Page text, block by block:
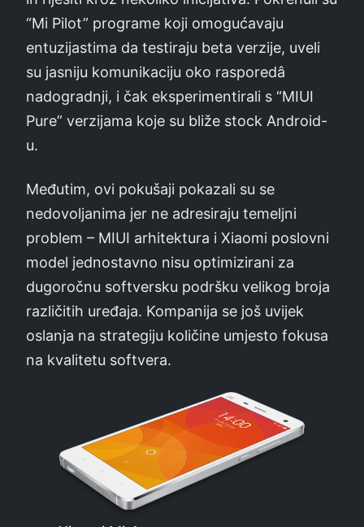
“Mi Pilot” programe koji omogućavaju
entuzijastima da testiraju beta verzije, uveli
su jasniju komunikaciju oko rasporedâ
nadogradnji, i čak eksperimentirali s “MIUI
Pure” verzijama koje su bliže stock Android-
u.
Međutim, ovi pokušaji pokazali su se
nedovoljanima jer ne adresiraju temeljni
problem – MIUI arhitektura i Xiaomi poslovni
model jednostavno nisu optimizirani za
dugoročnu softversku podršku velikog broja
različitih uređaja. Kompanija se još uvijek
oslanja na strategiju količine umjesto fokusa
na kvalitetu softvera.